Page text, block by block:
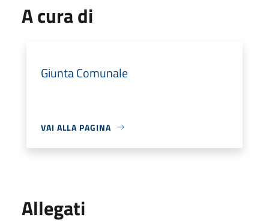
A cura di
Giunta Comunale
VAI ALLA PAGINA
Allegati